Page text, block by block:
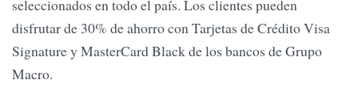
seleccionados en todo el país. Los clientes pueden
disfrutar de 30% de ahorro con Tarjetas de Crédito Visa
Signature y MasterCard Black de los bancos de Grupo
Macro.